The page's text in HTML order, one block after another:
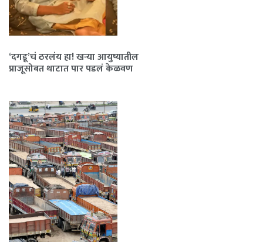
‘दगडू’चं ठरलंय हा! खऱ्या आयुष्यातील
प्राजूसोबत थाटात पार पडलं केळवण